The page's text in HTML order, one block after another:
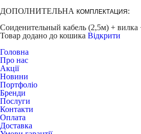
ДОПОЛНИТЕЛЬНА КОМПЛЕКТАЦИЯ :
Соиденительный кабель (2,5м) + вилка
Товар додано до кошика Відкрити
Головна
Про нас
Акції
Новини
Портфоліо
Бренди
Послуги
Контакти
Оплата
Доставка